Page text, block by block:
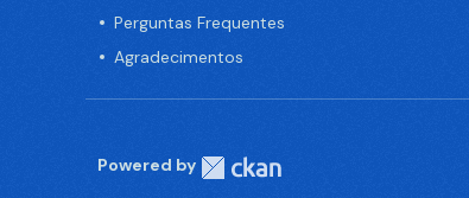
Perguntas Frequentes
Agradecimentos
Powered by